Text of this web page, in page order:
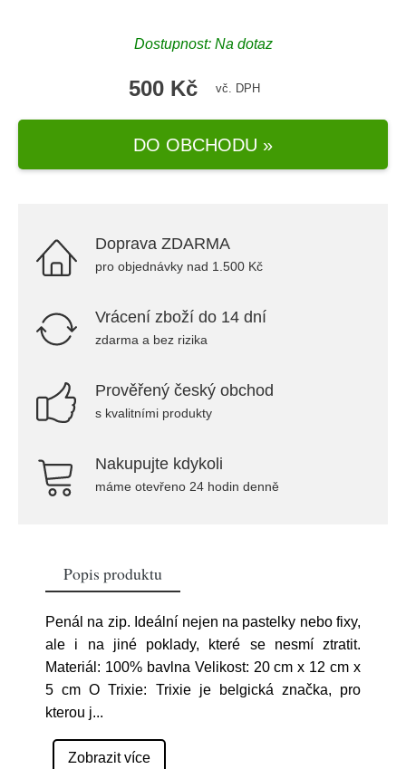
Dostupnost: Na dotaz
500 Kč vč. DPH
DO OBCHODU »
Doprava ZDARMA
pro objednávky nad 1.500 Kč
Vrácení zboží do 14 dní
zdarma a bez rizika
Prověřený český obchod
s kvalitními produkty
Nakupujte kdykoli
máme otevřeno 24 hodin denně
Popis produktu
Penál na zip. Ideální nejen na pastelky nebo fixy,
ale i na jiné poklady, které se nesmí ztratit.
Materiál: 100% bavlna Velikost: 20 cm x 12 cm x
5 cm O Trixie: Trixie je belgická značka, pro
kterou j...
Zobrazit více